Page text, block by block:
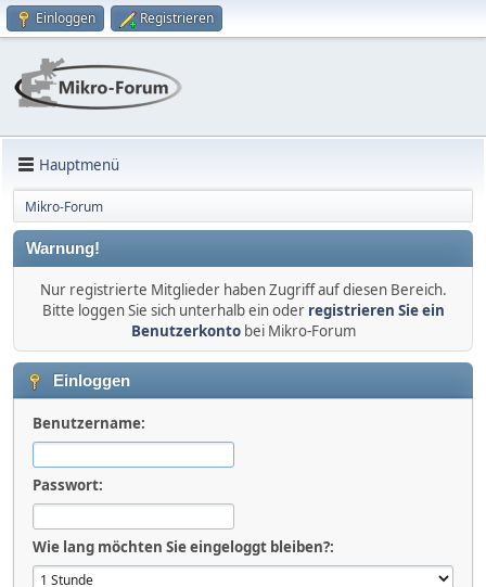
Einloggen Registrieren
Hauptmenü
Mikro-Forum
Warnung!
Nur registrierte Mitglieder haben Zugriff auf diesen Bereich.
Bitte loggen Sie sich unterhalb ein oder registrieren Sie ein
Benutzerkontobei Mikro-Forum
Einloggen
Benutzername:
Passwort:
Wie lang möchten Sie eingeloggt bleiben?: